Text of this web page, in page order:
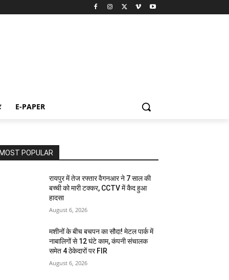
E-PAPER
MOST POPULAR
रायपुर में तेज रफ्तार वैगनआर ने 7 साल की
बच्ची को मारी टक्कर, CCTV में कैद हुआ
हादसा
August 6, 2026
मशीनों के बीच बचपन का सौदा! मेटल पार्क में
नाबालिगों से 12 घंटे काम, कंपनी संचालक
समेत 4 ठेकेदारों पर FIR
August 6, 2026